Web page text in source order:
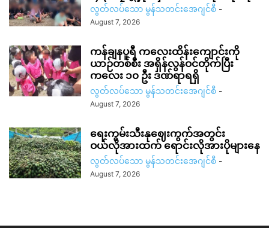
လွတ်လပ်သော မွန်သတင်းအေဂျင်စီ -
August 7, 2026
ကန်ချနပူရီ ကလေးထိန်းကျောင်းကို
ယာဉ်တစ်စီး အရှိန်လွန်ဝင်တိုက်ပြီး
ကလေး ၁၀ ဦး ဒဏ်ရာရရှိ
လွတ်လပ်သော မွန်သတင်းအေဂျင်စီ -
August 7, 2026
ရေးကွမ်းသီးနုဈေးကွက်အတွင်း
ဝယ်လိုအားထက် ရောင်းလိုအားပိုများနေ
လွတ်လပ်သော မွန်သတင်းအေဂျင်စီ -
August 7, 2026